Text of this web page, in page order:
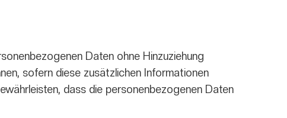
Daten ohne Hinzuziehung
sofern diese zusätzlichen Informationen
dass die personenbezogenen Daten